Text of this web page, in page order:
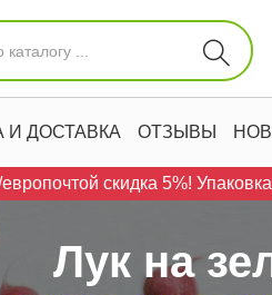
И ДОСТАВКА ОТЗЫВЫ
скидка 5%!
Лук на